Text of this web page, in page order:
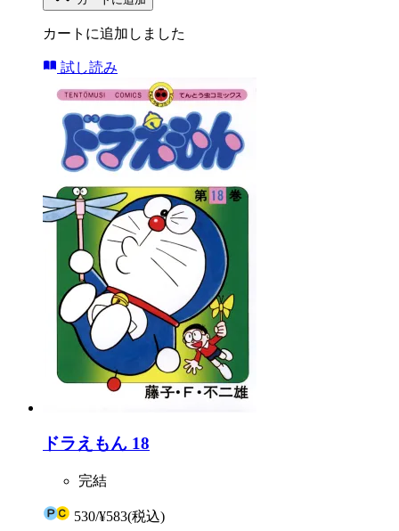
カートに追加しました
試し読み
ドラえもん 18
完結
530/¥583(税込)